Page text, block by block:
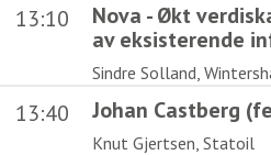
13:10
Nova - Økt
av eksisterende
Sindre Solland,
13:40 Johan Castberg
Knut Gjertsen, Statoil